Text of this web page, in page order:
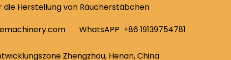
Herstellung von Räucherstäbchen
WhatsAPP +86 19139754781
Zhengzhou, Henan, China